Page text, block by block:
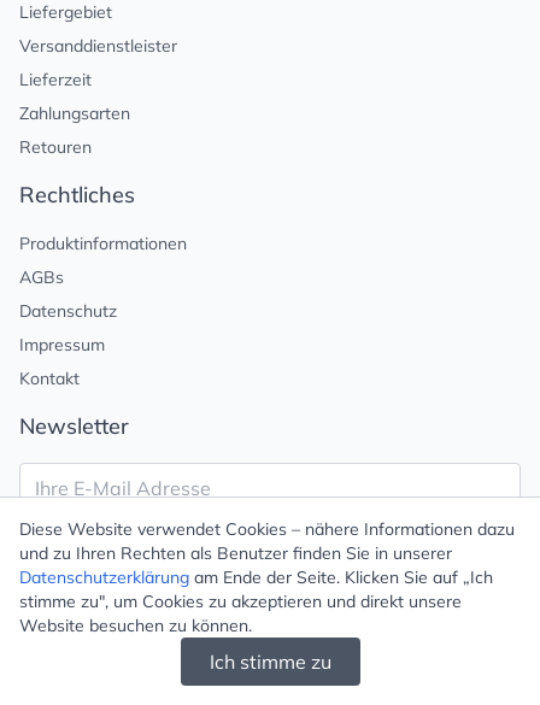
Liefergebiet
Versanddienstleister
Lieferzeit
Zahlungsarten
Retouren
Rechtliches
Produktinformationen
AGBs
Datenschutz
Impressum
Kontakt
Newsletter
Newsletter anmelden
Newsletter abmelden
Diese Website verwendet Cookies – nähere Informationen dazu
und zu Ihren Rechten als Benutzer finden Sie in unserer
Datenschutzerklärung am Ende der Seite. Klicken Sie auf „Ich
stimme zu", um Cookies zu akzeptieren und direkt unsere
Website besuchen zu können.
Ich stimme zu